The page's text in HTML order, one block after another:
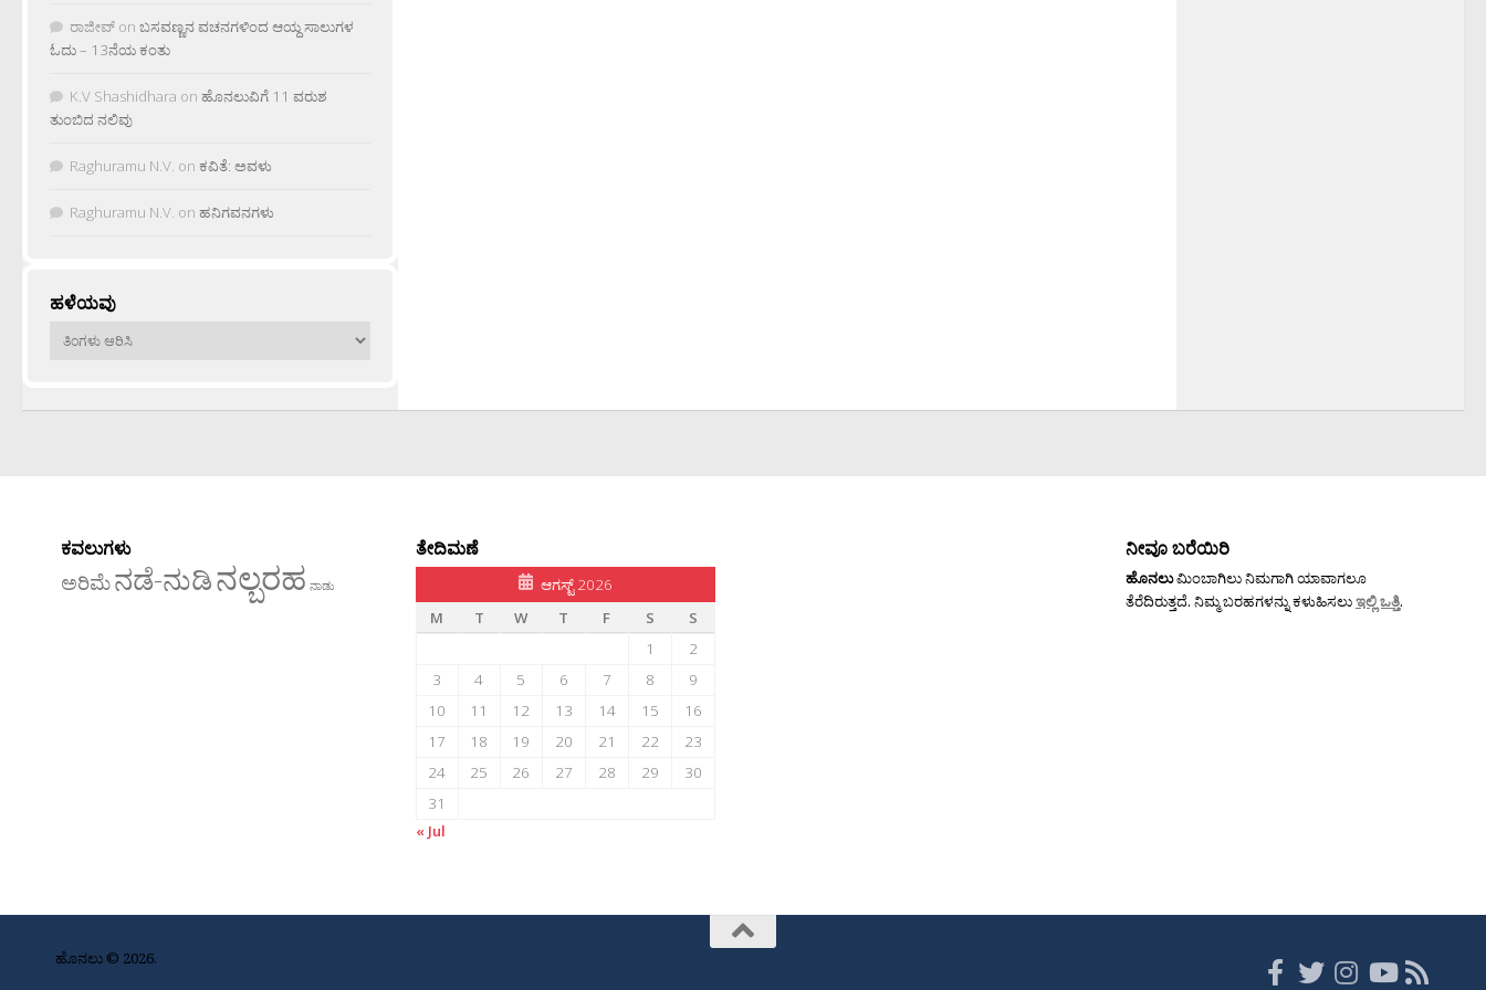
ರಾಜೀವ್ on ಬಸವಣ್ಣನ ವಚನಗಳಿಂದ ಆಯ್ದ ಸಾಲುಗಳ
ಓದು – 13ನೆಯ ಕಂತು
K.V Shashidhara on ಹೊನಲುವಿಗೆ 11 ವರುಶ
ತುಂಬಿದ ನಲಿವು
Raghuramu N.V. on ಕವಿತೆ: ಅವಳು
Raghuramu N.V. on ಹನಿಗವನಗಳು
ಹಳೆಯವು
ಹಳೆಯವು
ಕವಲುಗಳು
ಅರಿಮೆನಡೆ-ನುಡಿನಲ್ಬರಹ ನಾಡು
ತೇದಿಮಣೆ
ಆಗಸ್ಟ್ 2026
M
T W T F S
S
1
2
3
4 5 6 7 8
9
10
11 12 13 14 15
16
17
18 19 20 21 22
23
24
25 26 27 28 29
30
31
« Jul
ನೀವೂ ಬರೆಯಿರಿ
ಹೊನಲುಮಿಂಬಾಗಿಲು ನಿಮಗಾಗಿ ಯಾವಾಗಲೂ
ತೆರೆದಿರುತ್ತದೆ. ನಿಮ್ಮ ಬರಹಗಳನ್ನು ಕಳುಹಿಸಲುಇಲ್ಲಿ ಒತ್ತಿ.
ಹೊನಲು © 2026.